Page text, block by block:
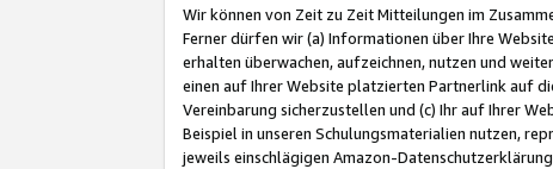
Wir können von Zeit zu Zeit Mitteilungen im
Ferner dürfen wir (a) Informationen über Ihre
erhalten überwachen, aufzeichnen, nutzen und
einen auf Ihrer Website platzierten Partnerlink auf
Vereinbarung sicherzustellen und (c) Ihr auf Ihrer
Beispiel in unseren Schulungsmaterialien nutzen,
jeweils einschlägigen Amazon-